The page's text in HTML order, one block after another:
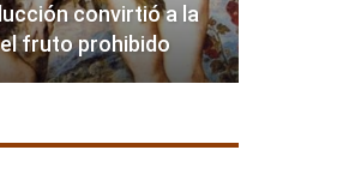
convirtió a la
fruto prohibido